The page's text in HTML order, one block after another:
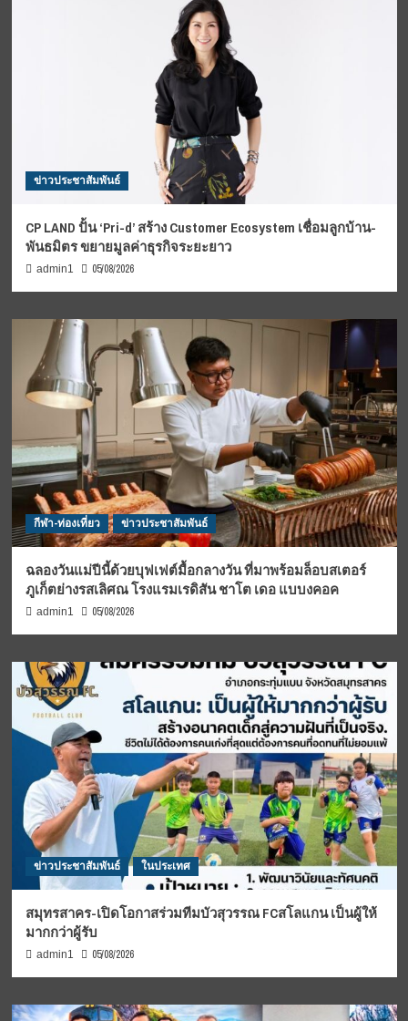
ข่าวประชาสัมพันธ์
CP LAND ปั้น ‘Pri-d’ สร้าง Customer Ecosystem เชื่อมลูกบ้าน-
พันธมิตร ขยายมูลค่าธุรกิจระยะยาว
admin1 05/08/2026
กีฬา-ท่องเที่ยว ข่าวประชาสัมพันธ์
ฉลองวันแม่ปีนี้ด้วยบุฟเฟต์มื้อกลางวัน ที่มาพร้อมล็อบสเตอร์
ภูเก็ตย่างรสเลิศณ โรงแรมเรดิสัน ชาโต เดอ แบบงคอค
admin1 05/08/2026
ข่าวประชาสัมพันธ์ ในประเทศ
สมุทรสาคร-เปิดโอกาสร่วมทีมบัวสุวรรณ FCสโลแกน เป็นผู้ให้
มากกว่าผู้รับ
admin1 05/08/2026